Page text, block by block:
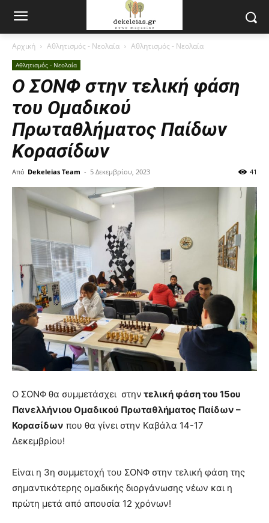
Αρχική Αθλητισμός - Νεολαία Αθλητισμός - Νεολαία
Αθλητισμός - Νεολαία
O ΣΟΝΦ στην τελική φάση
του Ομαδικού
Πρωταθλήματος Παίδων
Κορασίδων
Από Dekeleias Team - 5 Δεκεμβρίου, 2023 41
Ο ΣΟΝΦ θα συμμετάσχει στην τελική φάση του 15ου
Πανελλήνιου Ομαδικού Πρωταθλήματος Παίδων –
Κορασίδων που θα γίνει στην Καβάλα 14-17
Δεκεμβρίου!
Είναι η 3η συμμετοχή του ΣΟΝΦ στην τελική φάση της
σημαντικότερης ομαδικής διοργάνωσης νέων και η
πρώτη μετά από απουσία 12 χρόνων!